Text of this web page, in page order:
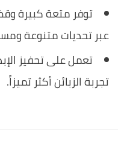
توفر متعة كبيرة
عبر تحديات متنوعة
تعمل على تحفيز
تجربة الزبائن أكثر تميزاً.